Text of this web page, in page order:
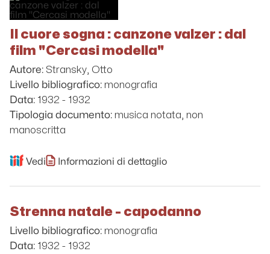
Il cuore sogna : canzone valzer : dal
film "Cercasi modella"
Autore: Stransky, Otto
Livello bibliografico: monografia
Data: 1932 - 1932
Tipologia documento: musica notata, non
manoscritta
Vedi Informazioni di dettaglio
Strenna natale - capodanno
Livello bibliografico: monografia
Data: 1932 - 1932